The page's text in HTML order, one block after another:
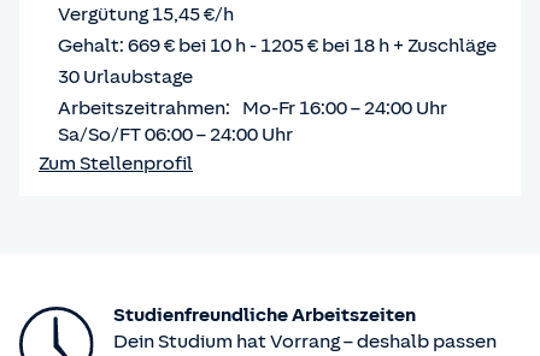
Vergütung 15,45 €/h
Gehalt: 669 € bei 10 h - 1205 € bei 18 h + Zuschläge
30 Urlaubstage
Arbeitszeitrahmen: Mo-Fr 16:00 – 24:00 Uhr
Sa/So/FT 06:00 – 24:00 Uhr
Zum Stellenprofil
Studienfreundliche Arbeitszeiten
Dein Studium hat Vorrang – deshalb passen